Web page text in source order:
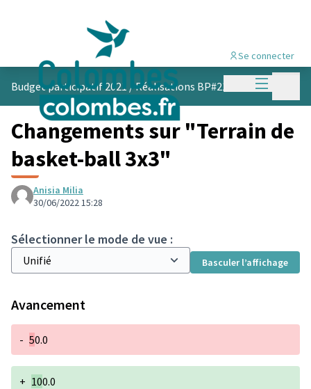
Menu
Se connecter
Budget participatif 2021 /Réalisations BP#21
Changements sur "Terrain de
basket-ball 3x3"
Anisia Milia
30/06/2022 15:28
Sélectionner le mode de vue :
Basculer l’affichage
Avancement
- 50.0
+ 100.0